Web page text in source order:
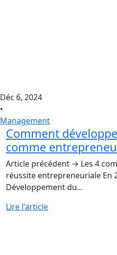
Déc 6, 2024
•
Management
Comment
comme
Article précédent → Les 4
réussite entrepreneuriale En
Développement du...
Lire l'article